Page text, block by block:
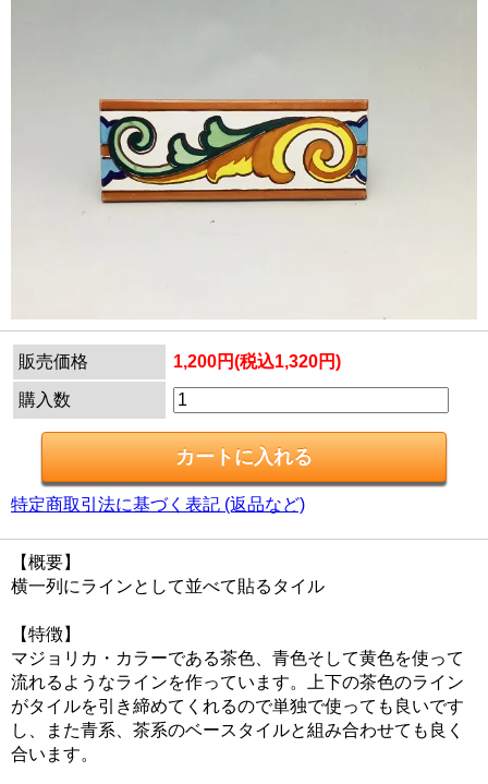
販売価格 1,200円(税込1,320円)
購入数
特定商取引法に基づく表記 (返品など)
【概要】
横一列にラインとして並べて貼るタイル
【特徴】
マジョリカ・カラーである茶色、青色そして黄色を使って
流れるようなラインを作っています。上下の茶色のライン
がタイルを引き締めてくれるので単独で使っても良いです
し、また青系、茶系のベースタイルと組み合わせても良く
合います。